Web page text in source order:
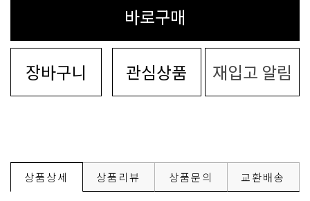
바로구매
장바구니 관심상품 재입고 알림
상품상세 상품리뷰 상품문의 교환배송